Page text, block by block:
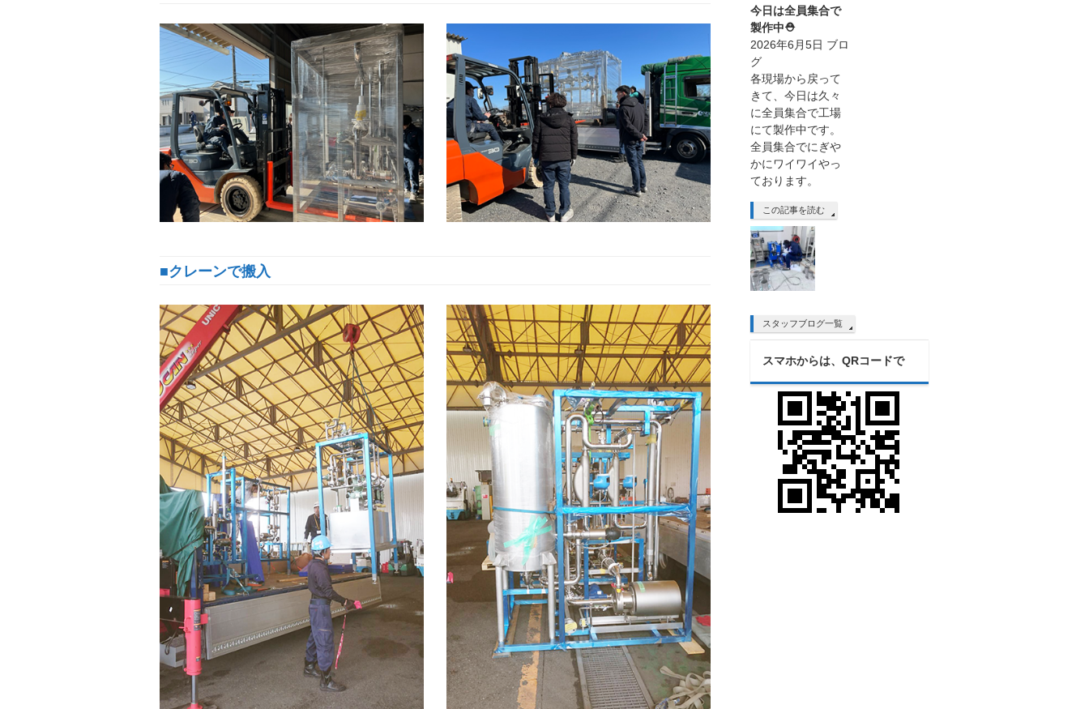
■クレーンで搬入
今日は全員集合で
製作中⛑
2026年6月5日 ブロ
グ
各現場から戻って
きて、今日は久々
に全員集合で工場
にて製作中です。
全員集合でにぎや
かにワイワイやっ
ております。
この記事を読む
スタッフブログ一覧
スマホからは、QRコードで